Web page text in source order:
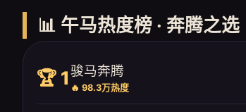
📊 午马热度榜 · 奔腾之选
🏆 1骏马奔腾
🔥 98.3万热度